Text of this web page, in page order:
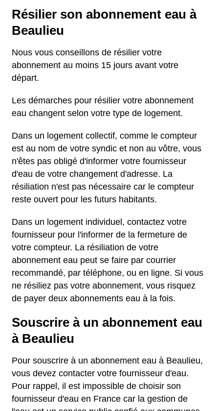
Résilier son abonnement eau à
Beaulieu
Nous vous conseillons de résilier votre
abonnement au moins 15 jours avant votre
départ.
Les démarches pour résilier votre abonnement
eau changent selon votre type de logement.
Dans un logement collectif, comme le compteur
est au nom de votre syndic et non au vôtre, vous
n'êtes pas obligé d'informer votre fournisseur
d'eau de votre changement d'adresse. La
résiliation n'est pas nécessaire car le compteur
reste ouvert pour les futurs habitants.
Dans un logement individuel, contactez votre
fournisseur pour l'informer de la fermeture de
votre compteur. La résiliation de votre
abonnement eau peut se faire par courrier
recommandé, par téléphone, ou en ligne. Si vous
ne résiliez pas votre abonnement, vous risquez
de payer deux abonnements eau à la fois.
Souscrire à un abonnement eau
à Beaulieu
Pour souscrire à un abonnement eau à Beaulieu,
vous devez contacter votre fournisseur d'eau.
Pour rappel, il est impossible de choisir son
fournisseur d'eau en France car la gestion de